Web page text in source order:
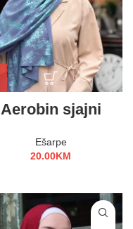
Aerobin sjajni
Ešarpe
20.00KM